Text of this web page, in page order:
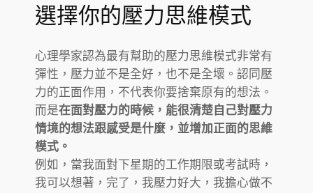
選擇你的壓力思維模式
心理學家認為最有幫助的壓力思維模式非常有
彈性，壓力並不是全好，也不是全壞。認同壓
力的正面作用，不代表你要捨棄原有的想法。
而是在面對壓力的時候，能很清楚自己對壓力
情境的想法跟感受是什麼，並增加正面的思維
模式。
例如，當我面對下星期的工作期限或考試時，
我可以想著，完了，我壓力好大，我擔心做不